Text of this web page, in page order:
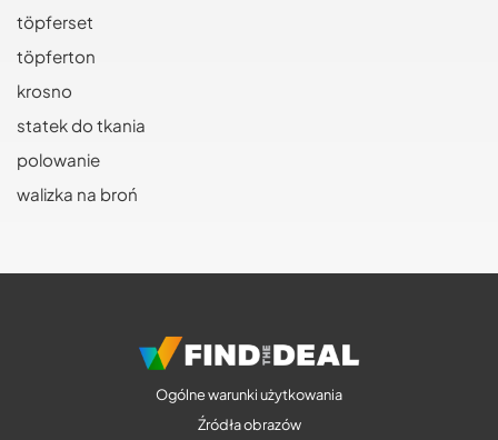
töpferset
töpferton
krosno
statek do tkania
polowanie
walizka na broń
Ogólne warunki użytkowania
Źródła obrazów